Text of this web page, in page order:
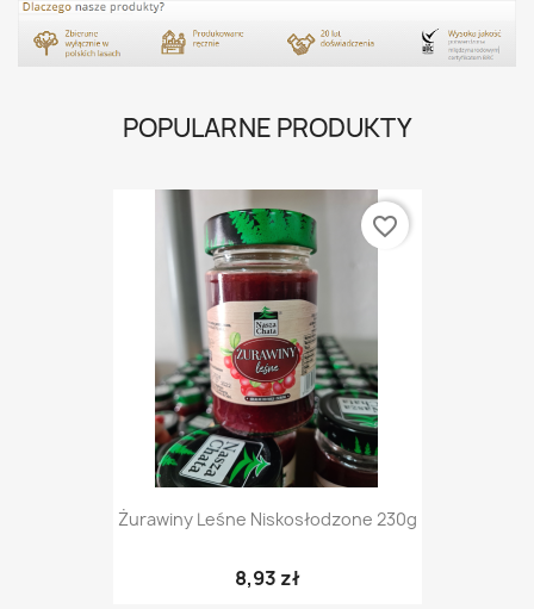
POPULARNE PRODUKTY
Żurawiny Leśne Niskosłodzone 230g
8,93 zł
favorite_border